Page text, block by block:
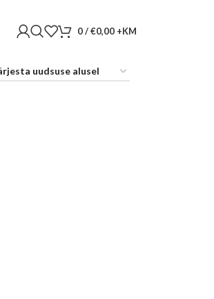
0/€0,00